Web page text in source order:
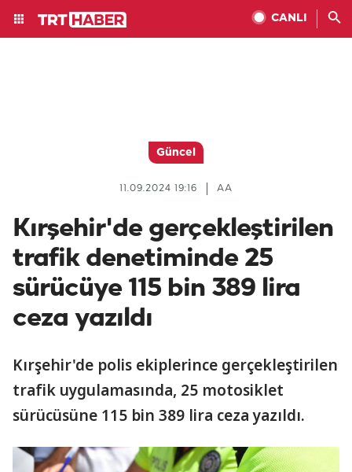
CANLI
Güncel
AA
11.09.2024 19:16
Kırşehir'de gerçekleştirilen
trafik denetiminde 25
sürücüye 115 bin 389 lira
ceza yazıldı
Kırşehir'de polis ekiplerince gerçekleştirilen
trafik uygulamasında, 25 motosiklet
sürücüsüne 115 bin 389 lira ceza yazıldı.